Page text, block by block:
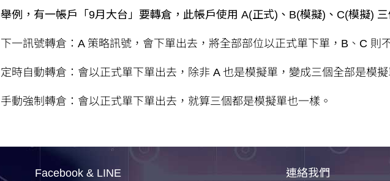
舉例，有一帳戶「9月大台」要轉倉，此帳戶使用 A(正式)、B(模擬)、C(模擬)
下一訊號轉倉：A 策略訊號，會下單出去，將全部部位以正式單下單，B、C 則
定時自動轉倉：會以正式單下單出去，除非 A 也是模擬單，變成三個全部是模
手動強制轉倉：會以正式單下單出去，就算三個都是模擬單也一樣。
Facebook & LINE 連絡我們